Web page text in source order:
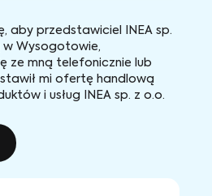
aby przedstawiciel INEA sp.
w Wysogotowie,
ze mną telefonicznie lub
mi ofertę handlową
i usług INEA sp. z o.o.